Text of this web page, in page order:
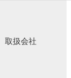
取扱会社